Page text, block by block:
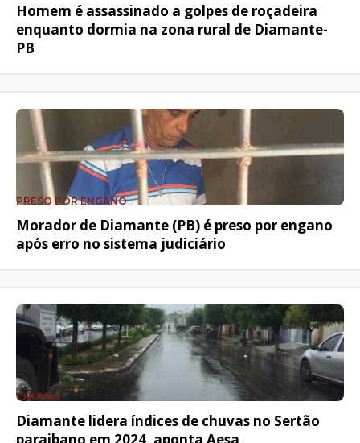
Homem é assassinado a golpes de roçadeira
enquanto dormia na zona rural de Diamante-
PB
PRESO POR ENGANO
Morador de Diamante (PB) é preso por engano
após erro no sistema judiciário
CHUVAS
Diamante lidera índices de chuvas no Sertão
paraibano em 2024, aponta Aesa